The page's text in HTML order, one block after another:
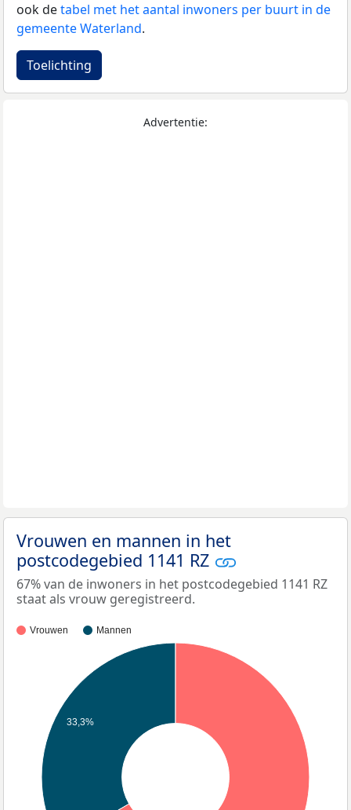
ook detabel met het aantal inwoners per buurt in de
gemeente Waterland.
Toelichting
Advertentie:
Vrouwen en mannen in het
postcodegebied 1141 RZ
67% van de inwoners in het postcodegebied 1141 RZ
staat als vrouw geregistreerd.
Vrouwen Mannen
33,3%